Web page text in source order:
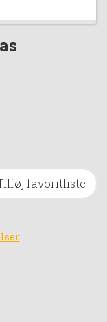
favoritliste